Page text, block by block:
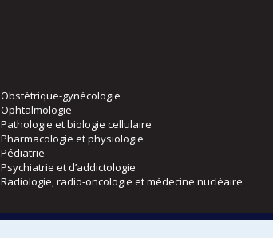
Obstétrique-gynécologie
Ophtalmologie
Pathologie et biologie cellulaire
Pharmacologie et physiologie
Pédiatrie
Psychiatrie et d’addictologie
Radiologie, radio-oncologie et médecine nucléaire